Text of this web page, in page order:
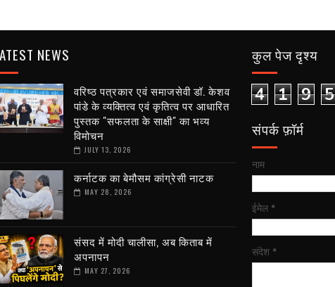
NEWS
वरिष्ठ पत्रकार एवं समाजसेवी डॉ. केशव
पांडे के व्यक्तित्व एवं कृतित्व पर आधारित
पुस्तक "सफलता के साक्षी" का भव्य
विमोचन
JULY 13, 2026
कर्नाटक का बेमौसम कांग्रेसी नाटक
MAY 28, 2026
संसद में मोदी चालीसा, अब किताब में
अपनापन
MAY 27, 2026
कुल पेज दृश्य
4 1 9 5
संपर्क फ़ॉर्म
नाम
ईमेल *
संदेश *